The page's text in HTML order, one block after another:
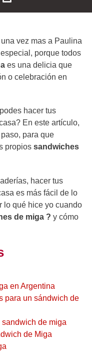
vez mas a Paulina
porque todos
es una delicia que
o celebración en
hacer tus
En este artículo,
para que
propios sandwiches
hacer tus
es más fácil de lo
lo qué hice yo cuando
de miga ? y cómo
en Argentina
para un sándwich de
de miga
de Miga